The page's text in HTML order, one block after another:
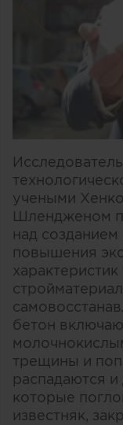
учеными
Шлендженом
над
повышения
бетон
трещины и
распадаются
которые
известняк,